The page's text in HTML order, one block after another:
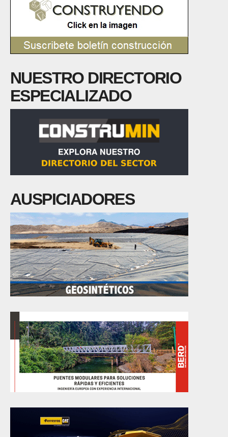
NUESTRO DIRECTORIO
ESPECIALIZADO
AUSPICIADORES